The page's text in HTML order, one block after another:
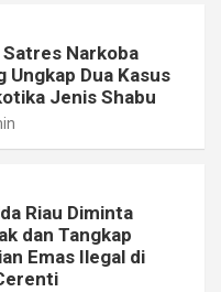
Narkoba
Ungkap Dua Kasus
Jenis Shabu
Riau Diminta
dan Tangkap
Emas Ilegal di